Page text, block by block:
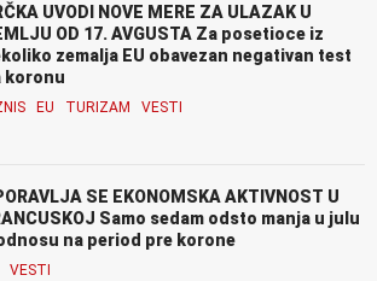
UVODI NOVE MERE ZA ULAZAK U
OD 17. AVGUSTA Za posetioce iz
zemalja EU obavezan negativan test
koronu
EU TURIZAM VESTI
SE EKONOMSKA AKTIVNOST U
Samo sedam odsto manja u julu
na period pre korone
VESTI